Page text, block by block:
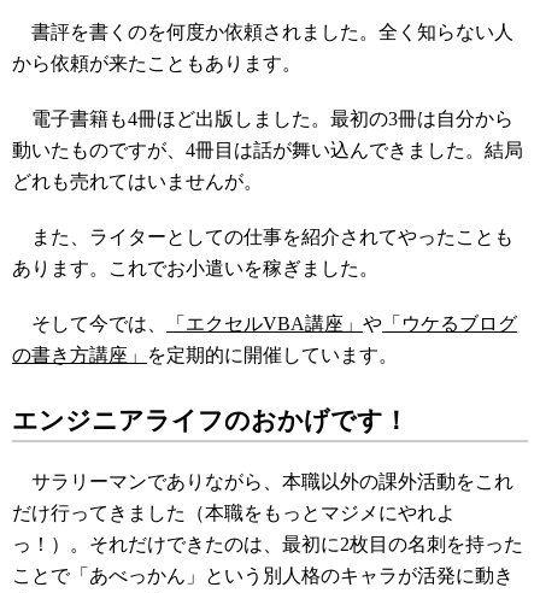
書評を書くのを何度か依頼されました。全く知らない人
から依頼が来たこともあります。
電子書籍も4冊ほど出版しました。最初の3冊は自分から
動いたものですが、4冊目は話が舞い込んできました。結局
どれも売れてはいませんが。
また、ライターとしての仕事を紹介されてやったことも
あります。これでお小遣いを稼ぎました。
そして今では、 「エクセルVBA講座」 や 「ウケるブログ
の書き方講座」
を定期的に開催しています。
エンジニアライフのおかげです！
サラリーマンでありながら、本職以外の課外活動をこれ
だけ行ってきました（本職をもっとマジメにやれよ
っ！）。それだけできたのは、最初に2枚目の名刺を持った
ことで「あべっかん」という別人格のキャラが活発に動き